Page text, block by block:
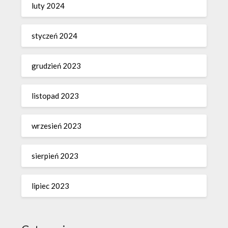
luty 2024
styczeń 2024
grudzień 2023
listopad 2023
wrzesień 2023
sierpień 2023
lipiec 2023